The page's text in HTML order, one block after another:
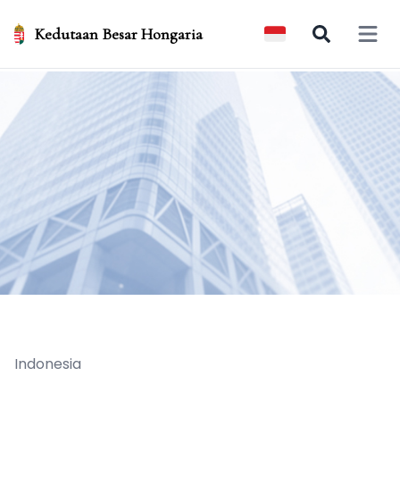
Kedutaan Besar Hongaria Open
Indonesia